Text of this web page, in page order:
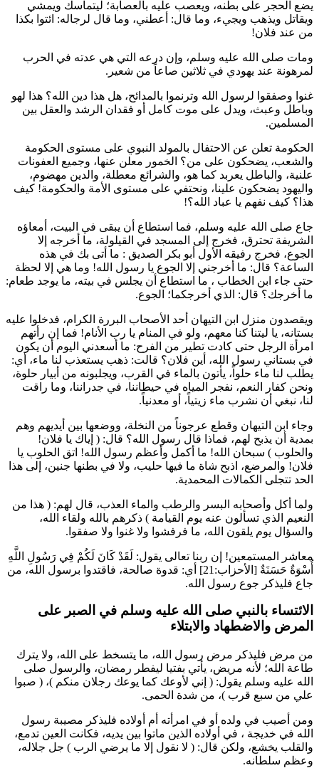
يضع الحجر على بطنه، ويعصب عليه بالعصابة؛ ليتماسك ويمشي
ويقاتل ويذهب ويجيء، وما قال: أعطني، وما قال لرجاله: ائتوا بكذا
من عند فلان!
ومات صلى الله عليه وسلم، وإن درعه التي هي عدته في الحرب
لمرهونة عند يهودي في ثلاثين صاعاً من شعير.
غنوا وصفقوا لرسول الله وترنموا بالمدائح، هل هذا دين الله؟ هذا لهو
وباطل وعبث، ويدل على موت كامل أو فقدان الرشد والعقل بين
المسلمين.
الحكومة تعلن عن الاحتفال بالمولد النبوي على مستوى الحكومة
والشعب، يضحكون على من؟ الخمور معلن عنها، وجميع العفونات
علنية، والباطل يعربد كما هو، والشرائع معطلة، والدين مهضوم،
واليهود يضحكون علينا، ونحتفي على مستوى الأمة والحكومة! كيف
هذا؟ كيف نفهم يا عباد الله؟!
جاع صلى الله عليه وسلم، فما استطاع أن يبقى في البيت، أمعاؤه
الشريفة تحترق، فخرج إلى المسجد في القيلولة، ما أخرجه إلا
الجوع، فخرج رفيقه الأول أبو بكر الصديق : ما أتى بك في هذه
الساعة؟ قال: ما أخرجني إلا الجوع يا رسول الله! وما هي إلا لحظة
حتى جاء ابن الخطاب ، ما استطاع أن يجلس في بيته، ما يوجد طعام:
ما أخرجك؟ قال: الذي أخرجكما؛ الجوع.
ويقصدون منزل ابن التيهان أحد الأصحاب البررة الكرام، فدخلوا عليه
بستانه، يا ليتنا كنا معهم، ولو في المنام يا رب الأنام! فما إن رأتهم
امرأة الرجل حتى كادت تطير من الفرح: ما أسعدني اليوم أن يكون
في بستاني رسول الله، أين فلان؟ قالت: ذهب يستعذب لنا ماء، أي:
يطلب لنا ماء حلواً، يأتون بالماء في القرب، ويجلبونه من أبيار حلوة،
ونحن كفار النعم، نفجر المياه في حيطاننا، في جدراننا، وما راقت
لنا، نبغي أن نشرب ماء زيتياً، أو معدنياً.
وجاء ابن التيهان وقطع عرجوناً من النخلة، ووضعها بين أيديهم وهم
بمدية أن يذبح لهم، فماذا قال رسول الله؟ قال: ( إياك يا فلان!
والحلوب ) سبحان الله! ما أكمل وأعظم رسول الله! اتق الحلوب يا
فلان! والمرضع، اذبح شاة ما فيها حليب، ولا في بطنها جنين، إلى هذا
الحد تتجلى الكمالات المحمدية.
ولما أكل وأصحابه البسر والرطب والماء العذب، قال لهم: ( هذا من
النعيم الذي تسألون عنه يوم القيامة ) ذكرهم بالله ولقاء الله،
والسؤال يوم يلقون الله، ما فرفشوا ولا غنوا ولا صفقوا.
معاشر المستمعين! إن ربنا تعالى يقول: لَقَدْ كَانَ لَكُمْ فِي رَسُولِ اللَّهِ
أُسْوَةٌ حَسَنَةٌ
[الأحزاب:21] أي: قدوة صالحة، فاقتدوا برسول الله، من
جاع فليذكر جوع رسول الله.
الائتساء بالنبي صلى الله عليه وسلم في الصبر على
المرض والاضطهاد والابتلاء
من مرض فليذكر مرض رسول الله، ما يتسخط على الله، ولا يترك
طاعة الله؛ لأنه مريض، يأتي بفتيا ليفطر رمضان، والرسول صلى
الله عليه وسلم يقول: ( إني لأوعك كما يوعك رجلان منكم )، ( صبوا
علي من سبع قرب )، من شدة الحمى.
ومن أصيب في ولده أو في امرأته أم أولاده فليذكر مصيبة رسول
الله في خديجة ، في أولاده الذين ماتوا بين يديه، فكانت العين تدمع،
والقلب يخشع، ولكن قال: ( لا نقول إلا ما يرضي الرب ) جل جلاله،
وعظم سلطانه.